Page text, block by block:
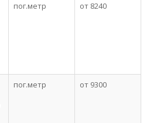
пог.метр от 8240
пог.метр от 9300